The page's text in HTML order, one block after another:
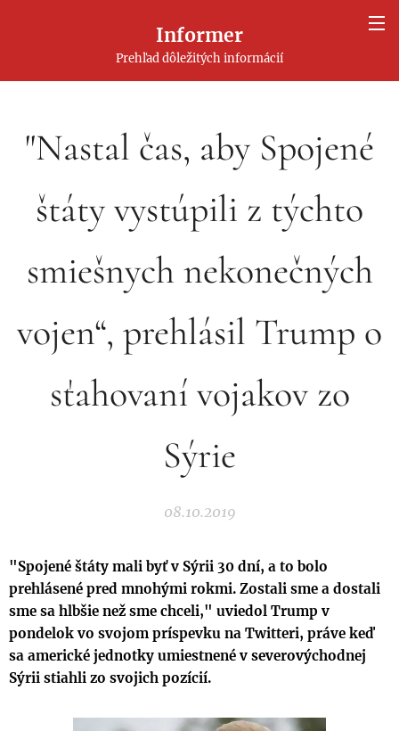
Informer
Prehľad dôležitých informácií
"Nastal čas, aby Spojené
štáty vystúpili z týchto
smiešnych nekonečných
vojen“, prehlásil Trump o
sťahovaní vojakov zo
Sýrie
08.10.2019
"Spojené štáty mali byť v Sýrii 30 dní, a to bolo
prehlásené pred mnohými rokmi. Zostali sme a dostali
sme sa hlbšie než sme chceli," uviedol Trump v
pondelok vo svojom príspevku na Twitteri, práve keď
sa americké jednotky umiestnené v severovýchodnej
Sýrii stiahli zo svojich pozícií.